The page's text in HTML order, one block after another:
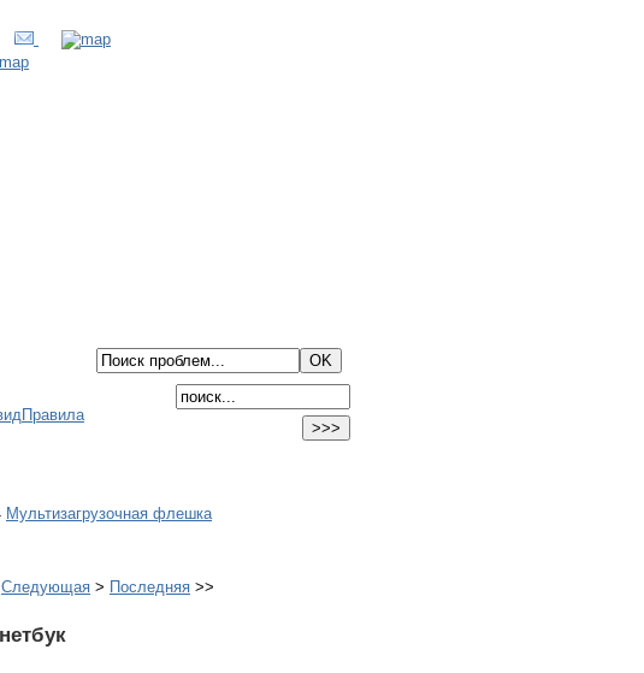
Правила
Мультизагрузочная флешка
Следующая > Последняя >>